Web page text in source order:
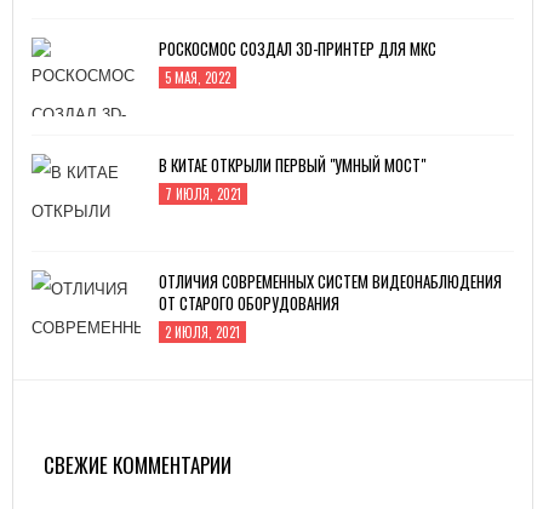
РОСКОСМОС СОЗДАЛ 3D-ПРИНТЕР ДЛЯ МКС
5 МАЯ, 2022
В КИТАЕ ОТКРЫЛИ ПЕРВЫЙ "УМНЫЙ МОСТ"
7 ИЮЛЯ, 2021
ОТЛИЧИЯ СОВРЕМЕННЫХ СИСТЕМ ВИДЕОНАБЛЮДЕНИЯ
ОТ СТАРОГО ОБОРУДОВАНИЯ
2 ИЮЛЯ, 2021
26 ЯНВАРЯ, 2021
СВЕЖИЕ КОММЕНТАРИИ